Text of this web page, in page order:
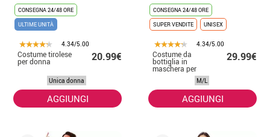
CONSEGNA 24/48 ORE
ULTIME UNITÀ
4.34/5.00
Costume tirolese
per donna 20.99€
Unica donna
AGGIUNGI
CONSEGNA 24/48 ORE
SUPER VENDITE
UNISEX
4.34/5.00
Costume da
bottiglia in
maschera per
29.99€
M/L
AGGIUNGI